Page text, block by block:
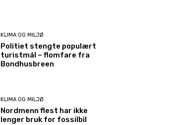
KLIMA OG MILJØ
Politiet stengte populært
turistmål – flomfare fra
Bondhusbreen
KLIMA OG MILJØ
Nordmenn flest har ikke
lenger bruk for fossilbil